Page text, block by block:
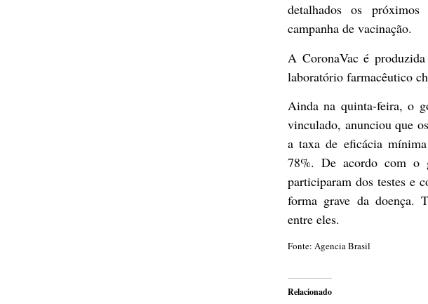
detalhados os
campanha de vacinação.
A CoronaVac é
laboratório farmacêutico
Ainda na quinta-feira, o
vinculado, anunciou que
a taxa de eficácia
78%. De acordo com o
participaram dos testes e
forma grave da doença.
entre eles.
Fonte: Agencia Brasil
Relacionado